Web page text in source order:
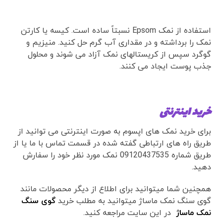
استفاده از نمک Epsom نسبتاً ساده است. کیسه یا کارتن
نمک را برداشته و در مقداری آب گرم حل کنید. منیزیم و
گوگرد سپس از کریستالهای نمک آزاد می شوند و محلول
جذب پوست ایجاد می کنند.
خرید اینترنتی
برای خرید نمک های اپسوم به صورت اینترنتی می توانید از
طریق راه های ارتباطی گفته شده در قسمت تماس با ما یا از
طریق شماره 09120437535 نمک مورد نظر خود را سفارش
دهید.
همچنین شما میتوانید برای اطلاع از دیگر محصولات مانند
گوی سنگ نمک ماساژ میتوانید به مطلب خریدگوی سنگ
نمک ماساژ در این سایت مراجعه کنید.